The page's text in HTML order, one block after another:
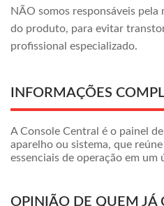
NÃO somos responsáveis pela
do produto, para evitar
profissional especializado.
INFORMAÇÕES
A Console Central é o painel
aparelho ou sistema, que
essenciais de operação em um
OPINIÃO DE QUEM JÁ